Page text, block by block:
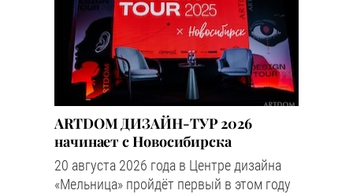
ARTDOM ДИЗАЙН-ТУР 2026
начинает с Новосибирска
20 августа 2026 года в Центре дизайна
«Мельница» пройдёт первый в этом году